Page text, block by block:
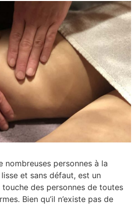
nombreuses personnes à la
lisse et sans défaut, est un
des personnes de toutes
Bien qu’il n’existe pas de